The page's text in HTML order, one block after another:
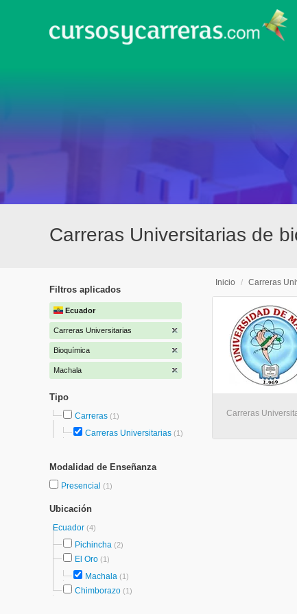
Carreras Universitarias de
Filtros aplicados
Ecuador
Carreras Universitarias
Bioquímica
Machala
Tipo
Carreras (1)
Carreras Universitarias (1)
Modalidad de Enseñanza
Presencial (1)
Ubicación
Ecuador (4)
Pichincha (2)
El Oro (1)
Machala (1)
Chimborazo (1)
Inicio / Carreras
Carreras